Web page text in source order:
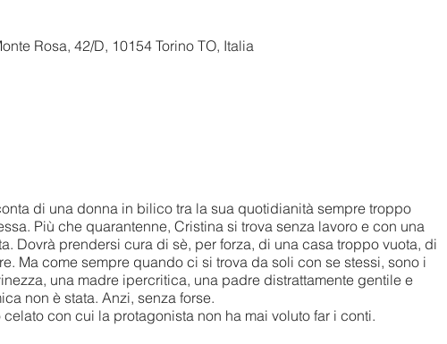
Rosa, 42/D, 10154 Torino TO, Italia
di una donna in bilico tra la sua quotidianità sempre troppo
Più che quarantenne, Cristina si trova senza lavoro e con una
Dovrà prendersi cura di sè, per forza, di una casa troppo vuota, di
Ma come sempre quando ci si trova da soli con se stessi, sono i
una madre ipercritica, una padre distrattamente gentile e
non è stata. Anzi, senza forse.
con cui la protagonista non ha mai voluto far i conti.